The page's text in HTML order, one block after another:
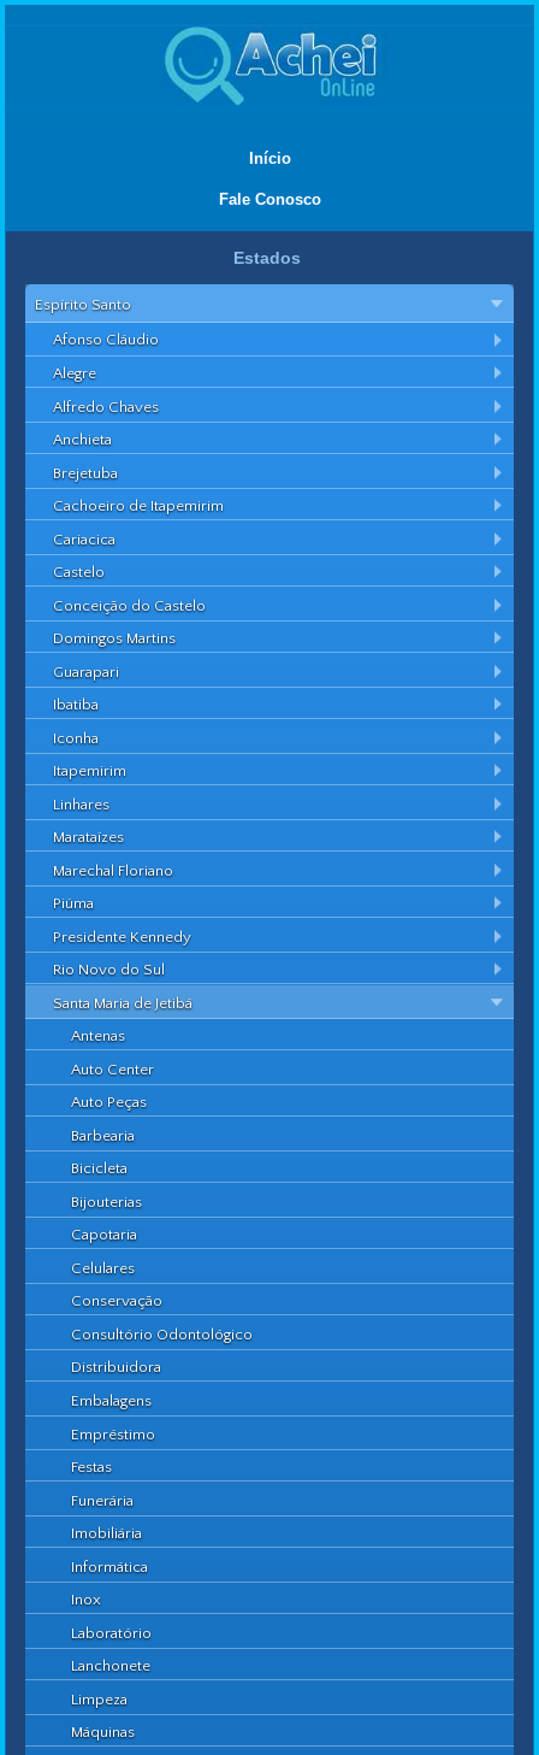
Início
Fale Conosco
Estados
Espírito Santo
Afonso Cláudio
Alegre
Alfredo Chaves
Anchieta
Brejetuba
Cachoeiro de Itapemirim
Cariacica
Castelo
Conceição do Castelo
Domingos Martins
Guarapari
Ibatiba
Iconha
Itapemirim
Linhares
Marataízes
Marechal Floriano
Piúma
Presidente Kennedy
Rio Novo do Sul
Santa Maria de Jetibá
Antenas
Auto Center
Auto Peças
Barbearia
Bicicleta
Bijouterias
Capotaria
Celulares
Conservação
Consultório Odontológico
Distribuidora
Embalagens
Empréstimo
Festas
Funerária
Imobiliária
Informática
Inox
Laboratório
Lanchonete
Limpeza
Máquinas